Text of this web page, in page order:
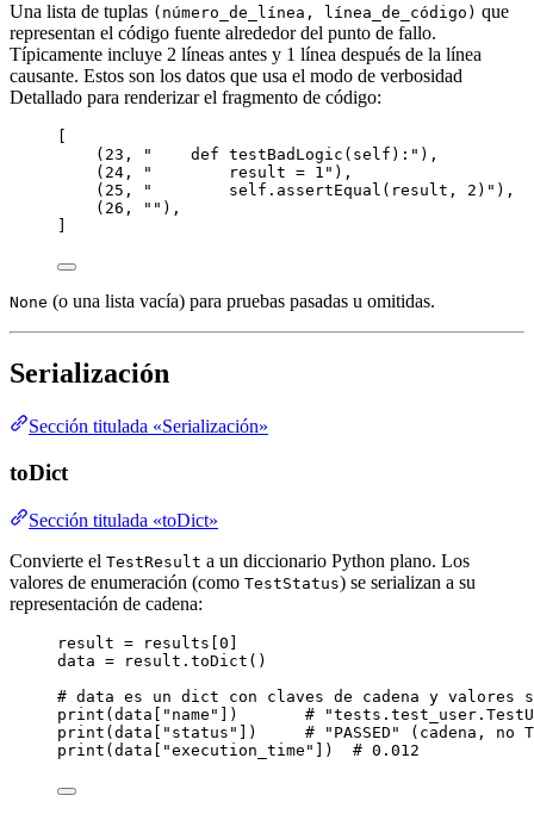
Una lista de tuplas (número_de_línea, línea_de_código) que
representan el código fuente alrededor del punto de fallo.
Típicamente incluye 2 líneas antes y 1 línea después de la línea
causante. Estos son los datos que usa el modo de verbosidad
Detallado para renderizar el fragmento de código:
( 23 , "
    def testBadLogic(self):
" ),
( 24 , "
        result = 1
" ),
( 25 , "
        self.assertEqual(result, 2)
" ),
( 26 , "" ),
None (o una lista vacía) para pruebas pasadas u omitidas.
Serialización
Sección titulada «Serialización»
toDict
Sección titulada «toDict»
Convierte el TestResult a un diccionario Python plano. Los
valores de enumeración (como TestStatus) se serializan a su
representación de cadena:
result = results[ 0
data = result. toDict ()
# data es un dict con claves de cadena y valores
print ( data " name " ]) #
print ( data " status " ]) # "PASSED" (cadena, no
print ( data "execution_time " ]) # 0.012